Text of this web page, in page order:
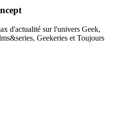
d'actualité sur l'univers Geek,
Geekeries et Toujours